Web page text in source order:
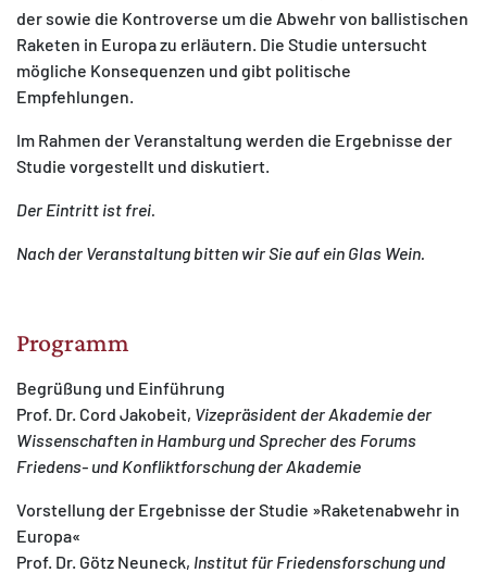
der sowie die Kontroverse um die Abwehr von ballistischen
Raketen in Europa zu erläutern. Die Studie untersucht
mögliche Konsequenzen und gibt politische
Empfehlungen.
Im Rahmen der Veranstaltung werden die Ergebnisse der
Studie vorgestellt und diskutiert.
Der Eintritt ist frei.
Nach der Veranstaltung bitten wir Sie auf ein Glas Wein.
Programm
Begrüßung und Einführung
Prof. Dr. Cord Jakobeit, Vizepräsident der Akademie der
Wissenschaften in Hamburg und Sprecher des Forums
Friedens- und Konfliktforschung der Akademie
Vorstellung der Ergebnisse der Studie »Raketenabwehr in
Europa«
Prof. Dr. Götz Neuneck, Institut für Friedensforschung und
unsere Besucher unsere Website nutzen.
Matomo